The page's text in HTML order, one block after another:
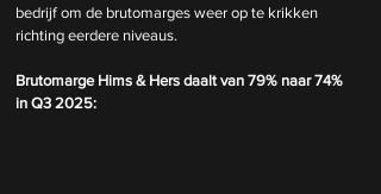
bedrijf om de brutomarges weer op te krikken
richting eerdere niveaus.
Brutomarge Hims & Hers daalt van 79% naar 74%
in Q3 2025: